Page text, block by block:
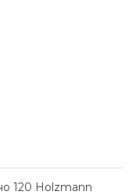
120 Holzmann